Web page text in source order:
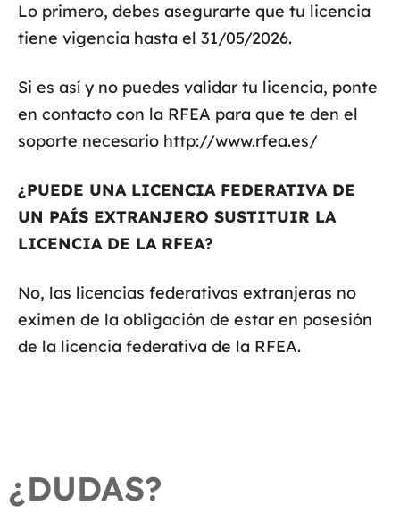
Lo primero, debes asegurarte que tu licencia
tiene vigencia hasta el 31/05/2026.
Si es así y no puedes validar tu licencia, ponte
en contacto con la RFEA para que te den el
soporte necesario http://www.rfea.es/
¿PUEDE UNA LICENCIA FEDERATIVA DE
UN PAÍS EXTRANJERO SUSTITUIR LA
LICENCIA DE LA RFEA?
No, las licencias federativas extranjeras no
eximen de la obligación de estar en posesión
de la licencia federativa de la RFEA.
¿DUDAS?